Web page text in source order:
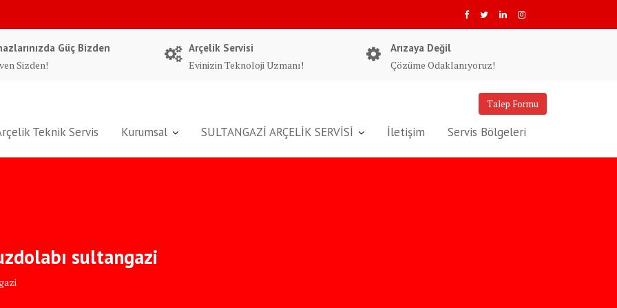
Güç Bizden
Sizden!
Arçelik Servisi
Evinizin Teknoloji Uzmanı!
Arızaya Değil
Çözüme Odaklanıyoruz!
Talep Formu
Teknik Servis Kurumsal SULTANGAZİ ARÇELİK SERVİSİ İletişim Servis Bölgeleri
sultangazi